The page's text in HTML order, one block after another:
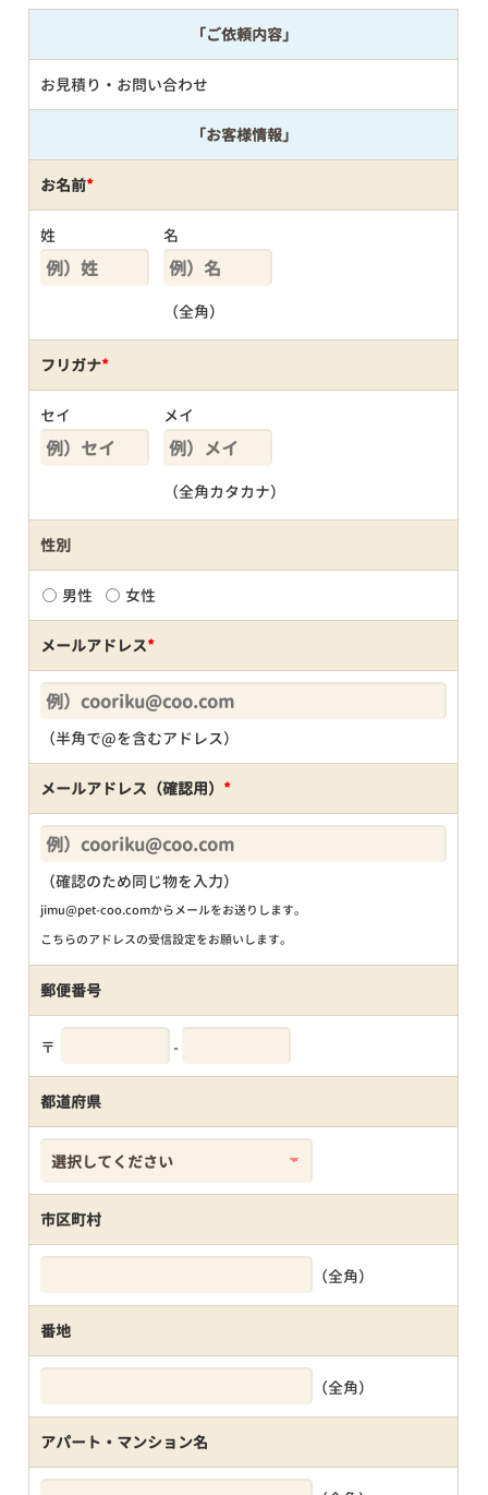
「ご依頼内容」
お見積り・お問い合わせ
「お客様情報」
お名前*
姓 名
（全角）
フリガナ*
セイ メイ
（全角カタカナ）
性別
男性 女性
メールアドレス*
（半角で@を含むアドレス）
メールアドレス（確認用） *
（確認のため同じ物を入力）
jimu@pet-coo.comからメールをお送りします。
こちらのアドレスの受信設定をお願いします。
郵便番号
〒 -
都道府県
市区町村
（全角）
番地
（全角）
アパート・マンション名